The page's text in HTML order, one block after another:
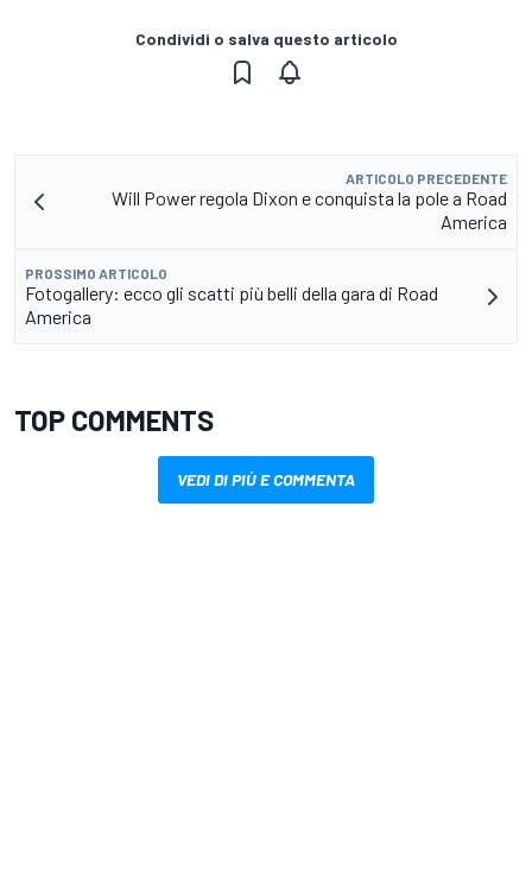
Condividi o salva questo articolo
ARTICOLO PRECEDENTE
Will Power regola Dixon e conquista la pole a Road
America
PROSSIMO ARTICOLO
Fotogallery: ecco gli scatti più belli della gara di Road
America
TOP COMMENTS
VEDI DI PIÙ E COMMENTA